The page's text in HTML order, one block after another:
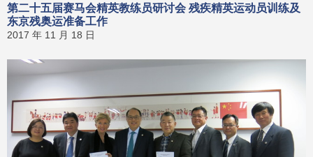
第二十五届赛马会精英教练员研讨会 残疾精英运动员训练及
东京残奥运准备工作
2017 年 11 月 18 日